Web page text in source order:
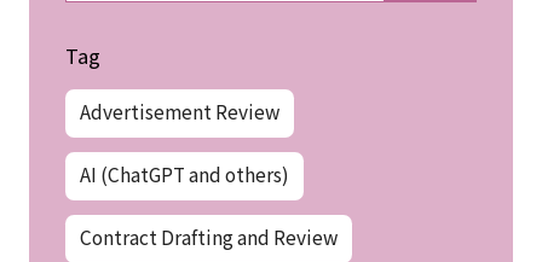
Tag
Advertisement Review
AI (ChatGPT and others)
Contract Drafting and Review